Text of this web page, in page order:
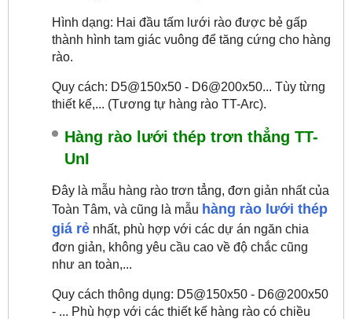
Hình dạng: Hai đầu tấm lưới rào được bẻ gấp
thành hình tam giác vuông để tăng cứng cho hàng
rào.
Quy cách: D5@150x50 - D6@200x50... Tùy từng
thiết kế,... (Tương tự hàng rào TT-Arc).
Hàng rào lưới thép trơn thẳng TT-
UnI
Đây là mẫu hàng rào trơn tẳng, đơn giản nhất của
Toàn Tâm, và cũng là mẫu hàng rào lưới thép
giá rẻ nhất, phù hợp với các dự án ngăn chia
đơn giản, không yêu cầu cao về độ chắc cũng
như an toàn,...
Quy cách thông dụng: D5@150x50 - D6@200x50
- ... Phù hợp với các thiết kế hàng rào có chiều